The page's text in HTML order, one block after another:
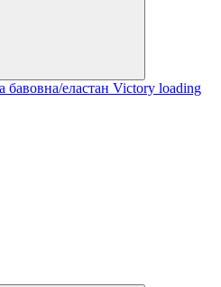
бавовна/еластан Victory loading